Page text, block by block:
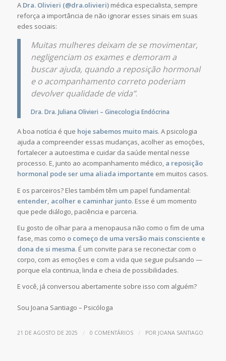
A Dra. Olivieri (@dra.olivieri)médica especialista, sempre
reforça a importância de não ignorar esses sinais em suas
edes sociais:
Muitas mulheres deixam de se movimentar,
negligenciam os exames e demoram a
buscar ajuda, quando a reposição hormonal
e o acompanhamento correto poderiam
devolver qualidade de vida”.
Dra. Dra. Juliana Olivieri – Ginecologia Endócrina
A boa notícia é que hoje sabemos muito mais. A psicologia
ajuda a compreender essas mudanças, acolher as emoções,
fortalecer a autoestima e cuidar da saúde mental nesse
processo. E, junto ao acompanhamento médico, a reposição
hormonal pode ser uma aliada importante em muitos casos.
E os parceiros? Eles também têm um papel fundamental:
entender, acolher e caminhar junto. Esse é um momento
que pede diálogo, paciência e parceria.
Eu gosto de olhar para a menopausa não como o fim de uma
fase, mas como o começo de uma versão mais consciente e
dona de si mesma. É um convite para se reconectar com o
corpo, com as emoções e com a vida que segue pulsando —
porque ela continua, linda e cheia de possibilidades.
E você, já conversou abertamente sobre isso com alguém?
Sou Joana Santiago – Psicóloga
21 DE AGOSTO DE 2025 / 0 COMENTÁRIOS / POR JOANA SANTIAGO